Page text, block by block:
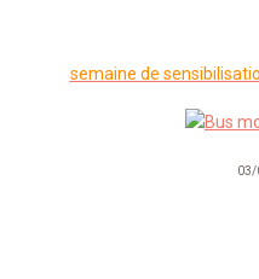
semaine de
03/